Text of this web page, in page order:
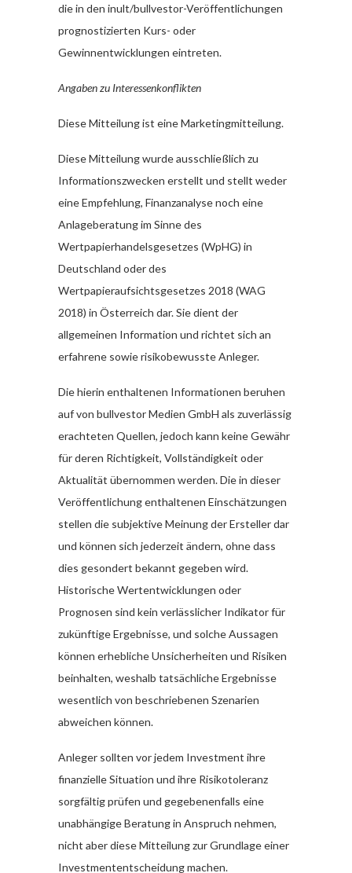
die in den inult/bullvestor-Veröffentlichungen
prognostizierten Kurs- oder
Gewinnentwicklungen eintreten.
Angaben zu Interessenkonflikten
Diese Mitteilung ist eine Marketingmitteilung.
Diese Mitteilung wurde ausschließlich zu
Informationszwecken erstellt und stellt weder
eine Empfehlung, Finanzanalyse noch eine
Anlageberatung im Sinne des
Wertpapierhandelsgesetzes (WpHG) in
Deutschland oder des
Wertpapieraufsichtsgesetzes 2018 (WAG
2018) in Österreich dar. Sie dient der
allgemeinen Information und richtet sich an
erfahrene sowie risikobewusste Anleger.
Die hierin enthaltenen Informationen beruhen
auf von bullvestor Medien GmbH als zuverlässig
erachteten Quellen, jedoch kann keine Gewähr
für deren Richtigkeit, Vollständigkeit oder
Aktualität übernommen werden. Die in dieser
Veröffentlichung enthaltenen Einschätzungen
stellen die subjektive Meinung der Ersteller dar
und können sich jederzeit ändern, ohne dass
dies gesondert bekannt gegeben wird.
Historische Wertentwicklungen oder
Prognosen sind kein verlässlicher Indikator für
zukünftige Ergebnisse, und solche Aussagen
können erhebliche Unsicherheiten und Risiken
beinhalten, weshalb tatsächliche Ergebnisse
wesentlich von beschriebenen Szenarien
abweichen können.
Anleger sollten vor jedem Investment ihre
finanzielle Situation und ihre Risikotoleranz
sorgfältig prüfen und gegebenenfalls eine
unabhängige Beratung in Anspruch nehmen,
nicht aber diese Mitteilung zur Grundlage einer
Investmententscheidung machen.